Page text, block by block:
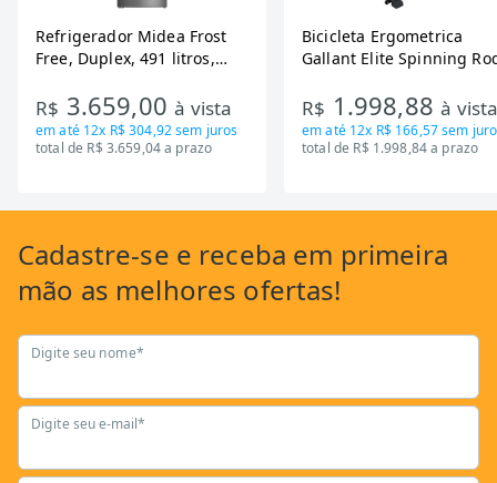
Refrigerador Midea Frost
Free, Duplex, 491 litros,
RT650EVK463)
R$ 3.659,00à vista
em até 12x R$ 304,92sem juros
total de R$ 3.659,04 a prazo
Bicicleta Ergometrica
Gallant Elite Spinning
Mecanica GSB13HBTA-PT
R$ 1.998,88à
em até 12x R$ 166,57sem
total de R$ 1.998,84 a prazo
Cadastre-se e receba em primeira
mão as melhores ofertas!
Digite seu nome*
Digite seu e-mail*